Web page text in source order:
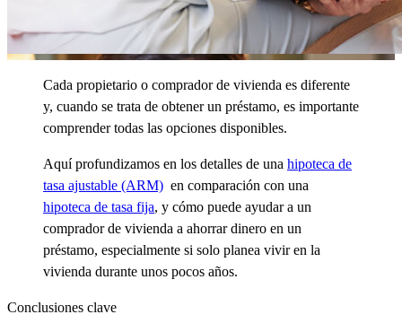
Cada propietario o comprador de vivienda es diferente
y, cuando se trata de obtener un préstamo, es importante
comprender todas las opciones disponibles.
Aquí profundizamos en los detalles de una hipoteca de
tasa ajustable (ARM) en comparación con una
hipoteca de tasa fija, y cómo puede ayudar a un
comprador de vivienda a ahorrar dinero en un
préstamo, especialmente si solo planea vivir en la
vivienda durante unos pocos años.
Conclusiones clave